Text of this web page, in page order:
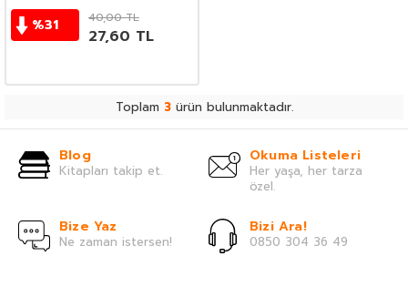
%31 40,00TL
27,60 TL
Toplam 3ürün bulunmaktadır.
Blog
Kitapları takip et.
Okuma Listeleri
Her yaşa, her tarza
özel.
Bize Yaz
Ne zaman istersen!
Bizi Ara!
0850 304 36 49